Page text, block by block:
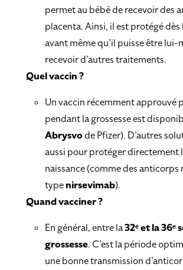
permet au bébé de recevoir des
placenta. Ainsi, il est protégé dès
avant même qu’il puisse être lui-
recevoir d’autres traitements.
Quel vaccin ?
Un vaccin récemment approuvé
pendant la grossesse est
Abrysvode Pfizer). D’autres
aussi pour protéger directement
naissance (comme des
typenirsevimab).
Quand vacciner ?
En général, entre la32ᵉ et la 36ᵉ
grossesse. C’est la période
une bonne transmission